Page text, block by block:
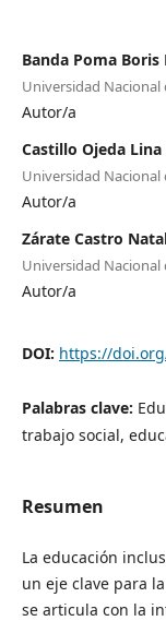
Banda Poma Boris
Universidad Nacional
Autor/a
Castillo Ojeda
Universidad Nacional
Autor/a
Zárate Castro
Universidad Nacional
Autor/a
DOI: https://
Palabras clave:
trabajo social,
Resumen
La educación
un eje clave para
se articula con la